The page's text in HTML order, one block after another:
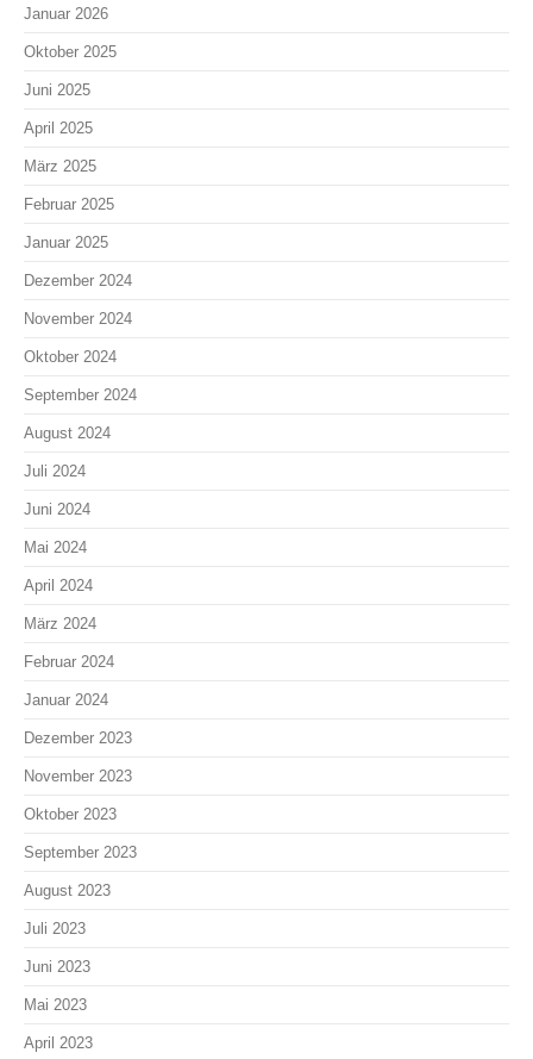
Januar 2026
Oktober 2025
Juni 2025
April 2025
März 2025
Februar 2025
Januar 2025
Dezember 2024
November 2024
Oktober 2024
September 2024
August 2024
Juli 2024
Juni 2024
Mai 2024
April 2024
März 2024
Februar 2024
Januar 2024
Dezember 2023
November 2023
Oktober 2023
September 2023
August 2023
Juli 2023
Juni 2023
Mai 2023
April 2023